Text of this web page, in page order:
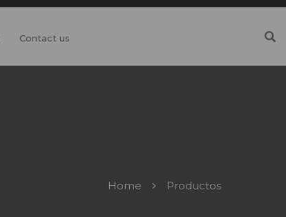
Contact us
Home Productos